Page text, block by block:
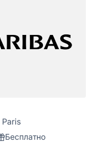
Бесплатно